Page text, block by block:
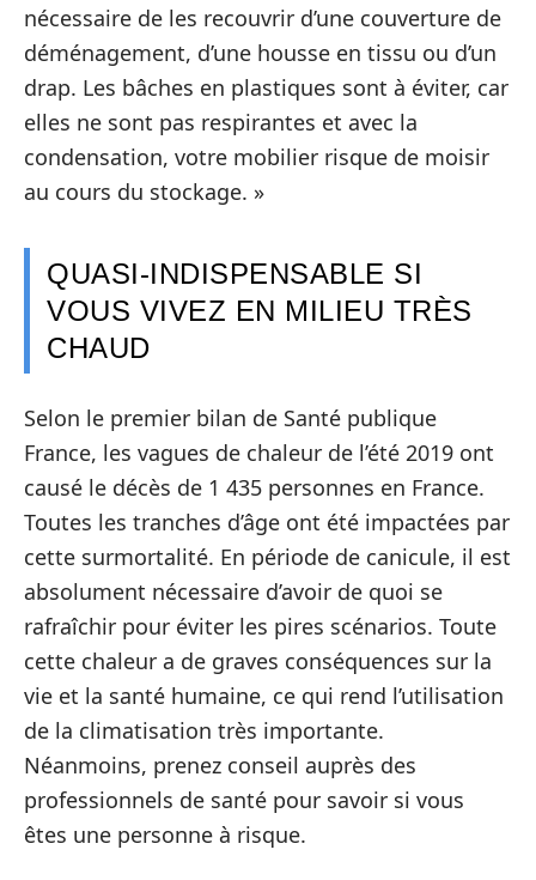
nécessaire de les recouvrir d’une couverture de
déménagement, d’une housse en tissu ou d’un
drap. Les bâches en plastiques sont à éviter, car
elles ne sont pas respirantes et avec la
condensation, votre mobilier risque de moisir
au cours du stockage. »
QUASI-INDISPENSABLE SI
VOUS VIVEZ EN MILIEU TRÈS
CHAUD
Selon le premier bilan de Santé publique
France, les vagues de chaleur de l’été 2019 ont
causé le décès de 1 435 personnes en France.
Toutes les tranches d’âge ont été impactées par
cette surmortalité. En période de canicule, il est
absolument nécessaire d’avoir de quoi se
rafraîchir pour éviter les pires scénarios. Toute
cette chaleur a de graves conséquences sur la
vie et la santé humaine, ce qui rend l’utilisation
de la climatisation très importante.
Néanmoins, prenez conseil auprès des
professionnels de santé pour savoir si vous
êtes une personne à risque.